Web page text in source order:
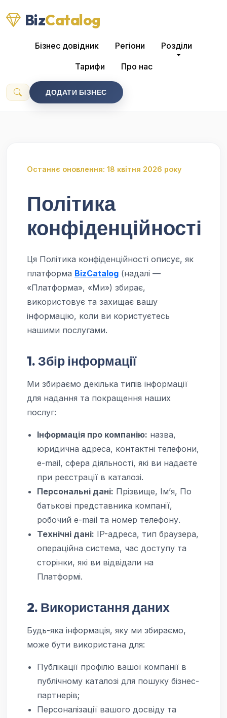
BizCatalog
Бізнес довідник Регіони Розділи
Тарифи Про нас
ДОДАТИ БІЗНЕС
Останнє оновлення: 18 квітня 2026 року
Політика
конфіденційності
Ця Політика конфіденційності описує, як
платформа BizCatalog (надалі —
«Платформа», «Ми») збирає,
використовує та захищає вашу
інформацію, коли ви користуєтесь
нашими послугами.
1. Збір інформації
Ми збираємо декілька типів інформації
для надання та покращення наших
послуг:
Інформація про компанію: назва,
юридична адреса, контактні телефони,
e-mail, сфера діяльності, які ви надаєте
при реєстрації в каталозі.
Персональні дані: Прізвище, Ім’я, По
батькові представника компанії,
робочий e-mail та номер телефону.
Технічні дані: IP-адреса, тип браузера,
операційна система, час доступу та
сторінки, які ви відвідали на
Платформі.
2. Використання даних
Будь-яка інформація, яку ми збираємо,
може бути використана для:
Публікації профілю вашої компанії в
публічному каталозі для пошуку бізнес-
партнерів;
Персоналізації вашого досвіду та